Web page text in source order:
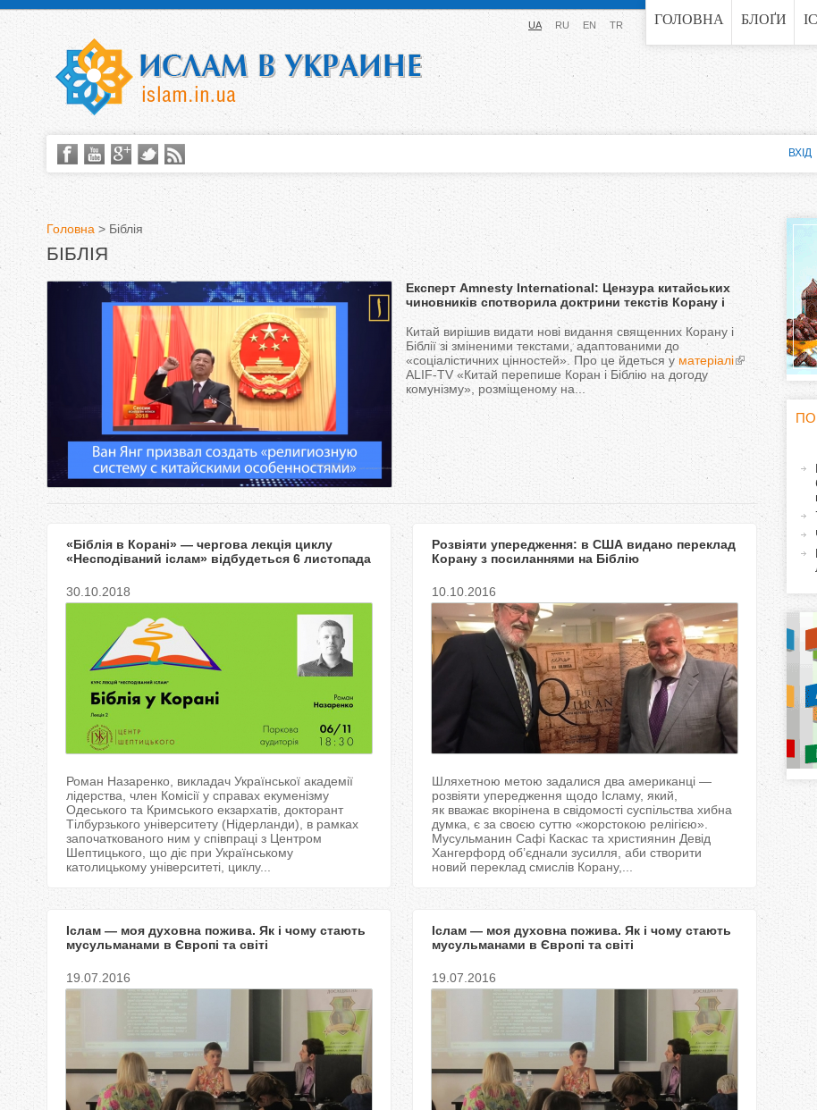
Jump to navigation ГОЛОВНА БЛОҐИ
UA RU EN TR
В
Головна > Біблія
БІБЛІЯ
Експерт Amnesty International: Цензура китайських
чиновників спотворила доктрини текстів Корану і
Біблії — і, отже, релігії
Китай вирішив видати нові видання священних Корану і
Біблії зі зміненими текстами, адаптованими до
«соціалістичних цінностей». Про це йдеться у матеріалі
ALIF-TV «Китай перепише Коран і Біблію на догоду
комунізму», розміщеному на...
«Біблія в Корані» — чергова лекція циклу
«Несподіваний іслам» відбудеться 6 листопада
30.10.2018
Роман Назаренко, викладач Української академії
лідерства, член Комісії у справах екуменізму
Одеського та Кримського екзархатів, докторант
Тілбурзького університету (Нідерланди), в рамках
започаткованого ним у співпраці з Центром
Шептицького, що діє при Українському
католицькому університеті, циклу...
Розвіяти упередження: в США видано переклад
Корану з посиланнями на Біблію
10.10.2016
Шляхетною метою задалися два американці —
розвіяти упередження щодо Ісламу, який,
як вважає вкорінена в свідомості суспільства хибна
думка, є за своєю суттю «жорстокою релігією».
Мусульманин Сафі Каскас та християнин Девід
Хангерфорд об’єднали зусилля, аби створити
новий переклад смислів Корану,...
Іслам — моя духовна пожива. Як і чому стають
мусульманами в Європі та світі
19.07.2016
Іслам — моя духовна пожива. Як і чому стають
мусульманами в Європі та світі
19.07.2016
ВХІД
o
a
l
T
b
s
в
а